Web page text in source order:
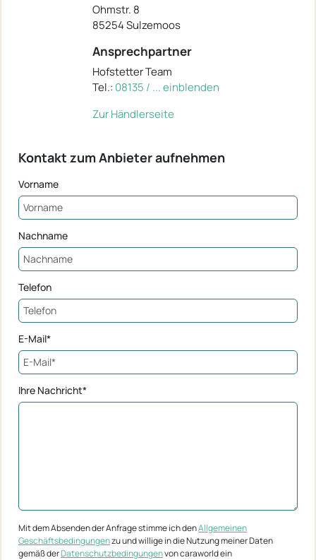
Ohmstr. 8
85254 Sulzemoos
Ansprechpartner
Hofstetter Team
Tel.: 08135 / ... einblenden
Zur Händlerseite
Kontakt zum Anbieter aufnehmen
Vorname
Nachname
Telefon
E-Mail*
Ihre Nachricht*
Mit dem Absenden der Anfrage stimme ich denAllgemeinen
Geschäftsbedingungenzu und willige in die Nutzung meiner Daten
gemäß derDatenschutzbedingungenvon caraworld ein